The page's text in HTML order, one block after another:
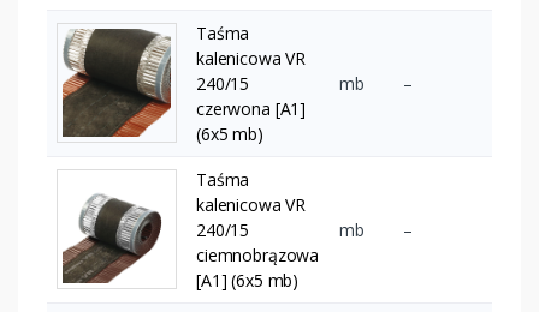
Taśma
kalenicowa VR
240/15
czerwona [A1]
(6x5 mb)
mb –
Taśma
kalenicowa VR
240/15
ciemnobrązowa
[A1] (6x5 mb)
mb –